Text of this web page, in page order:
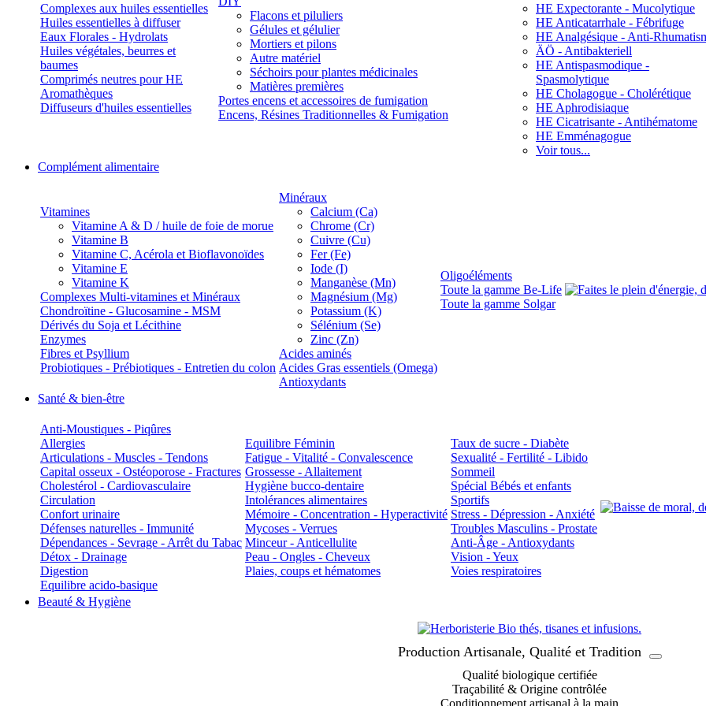
Complexes aux huiles essentielles
Huiles essentielles à diffuser
Eaux Florales - Hydrolats
Huiles végétales, beurres et
baumes
Comprimés neutres pour HE
Aromathèques
Diffuseurs d'huiles essentielles
Flacons et piluliers
Gélules et gélulier
Mortiers et pilons
Autre matériel
Séchoirs pour plantes médicinales
Matières premières
Portes encens et accessoires de fumigation
Encens, Résines Traditionnelles & Fumigation
HE Expectorante - Mucolytique
HE Anticatarrhale - Fébrifuge
HE Analgésique - Anti-
ÄÖ - Antibakteriell
HE Antispasmodique -
Spasmolytique
HE Cholagogue - Cholérétique
HE Aphrodisiaque
HE Cicatrisante - Antihématome
HE Emménagogue
Voir tous...
Complément alimentaire
Vitamines
Vitamine A & D / huile de foie de morue
Vitamine B
Vitamine C, Acérola et Bioflavonoïdes
Vitamine E
Vitamine K
Complexes Multi-vitamines et Minéraux
Chondroïtine - Glucosamine - MSM
Dérivés du Soja et Lécithine
Enzymes
Fibres et Psyllium
Probiotiques - Prébiotiques - Entretien du colon
Minéraux
Calcium (Ca)
Chrome (Cr)
Cuivre (Cu)
Fer (Fe)
Iode (I)
Manganèse (Mn)
Magnésium (Mg)
Potassium (K)
Sélénium (Se)
Zinc (Zn)
Acides aminés
Acides Gras essentiels (Omega)
Antioxydants
Oligoéléments
Toute la gamme Be-Life
Toute la gamme Solgar
Santé & bien-être
Anti-Moustiques - Piqûres
Allergies
Articulations - Muscles - Tendons
Capital osseux - Ostéoporose - Fractures
Cholestérol - Cardiovasculaire
Circulation
Confort urinaire
Défenses naturelles - Immunité
Dépendances - Sevrage - Arrêt du Tabac
Détox - Drainage
Digestion
Equilibre acido-basique
Equilibre Féminin
Fatigue - Vitalité - Convalescence
Grossesse - Allaitement
Hygiène bucco-dentaire
Intolérances alimentaires
Mémoire - Concentration - Hyperactivité
Mycoses - Verrues
Minceur - Anticellulite
Peau - Ongles - Cheveux
Plaies, coups et hématomes
Taux de sucre - Diabète
Sexualité - Fertilité - Libido
Sommeil
Spécial Bébés et enfants
Sportifs
Stress - Dépression - Anxiété
Troubles Masculins - Prostate
Anti-Âge - Antioxydants
Vision - Yeux
Voies respiratoires
Beauté & Hygiène
Production Artisanale, Qualité et Tradition
Qualité biologique certifiée
Traçabilité & Origine contrôlée
Conditionnement artisanal à la main